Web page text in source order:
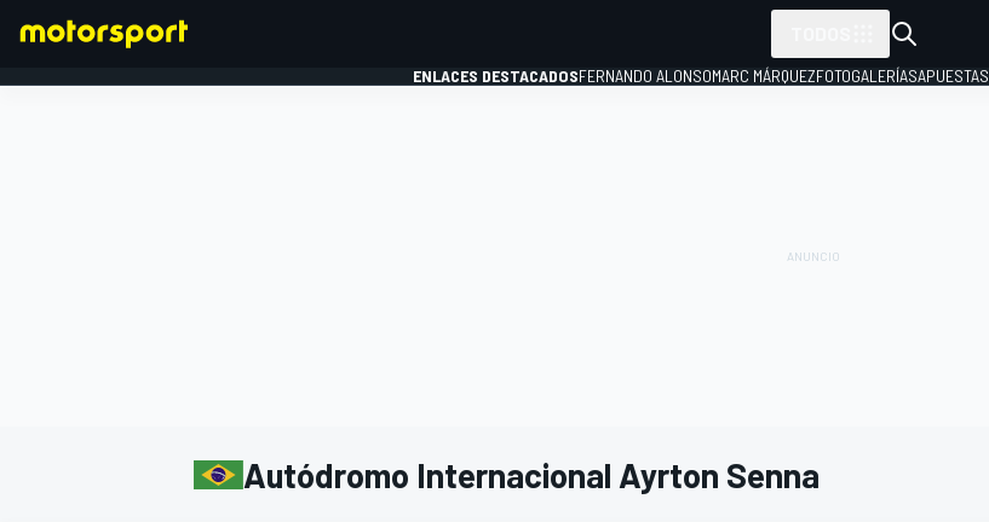
ENLACES DESTACADOSFERNANDO ALONSOMARC MÁRQUEZFOTOGALERÍASAPUESTAS
Autódromo Internacional Ayrton Senna